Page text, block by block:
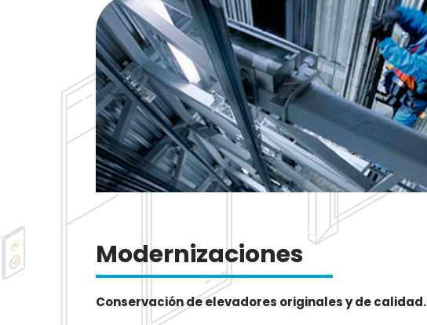
Modernizaciones
Conservación de elevadores originales y de calidad.